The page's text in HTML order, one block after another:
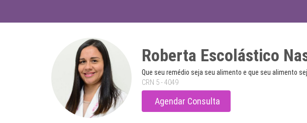
Roberta Escolástico
Que seu remédio seja seu alimento e que seu alimento
CRN 5 - 4049
Agendar Consulta